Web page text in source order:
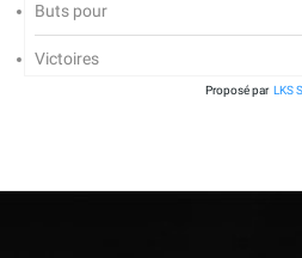
Buts pour
Victoires
Proposé par LKS